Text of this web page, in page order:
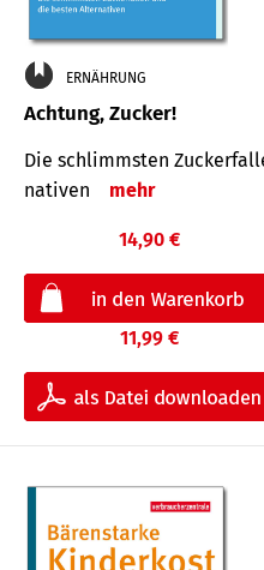
ERNÄHRUNG
Achtung, Zucker!
Die schlimmsten
nativen
mehr
14,90 €
11,99 €